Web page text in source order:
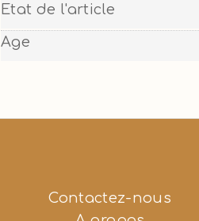
Etat de l'article
Age
Contactez-nous